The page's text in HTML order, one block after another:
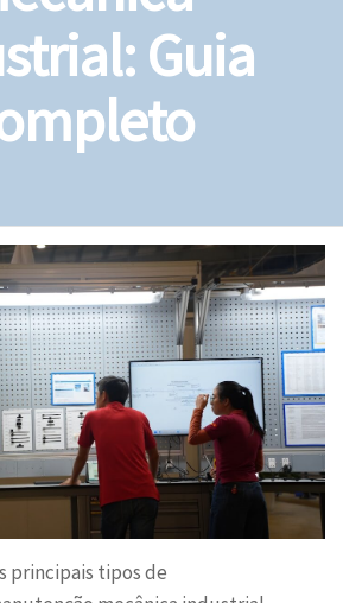
Guia
principais tipos de